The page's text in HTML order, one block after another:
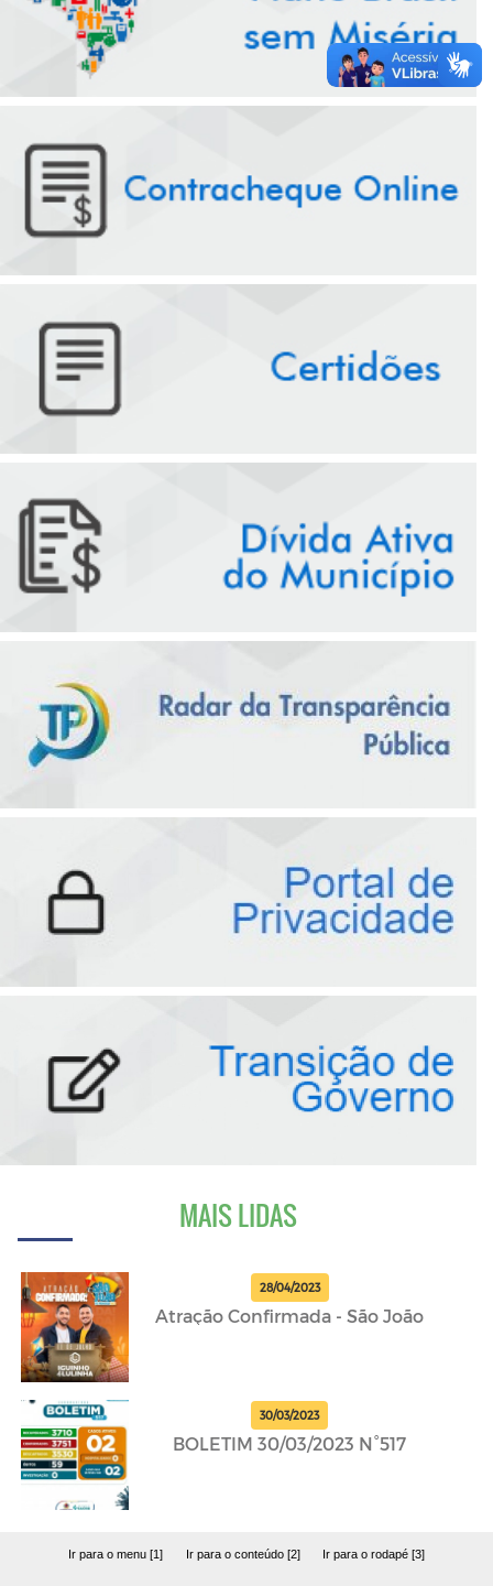
MAIS LIDAS
28/04/2023
Atração Confirmada - São João
30/03/2023
BOLETIM 30/03/2023 N°517
Ir para o menu [1] Ir para o conteúdo [2] Ir para o rodapé [3]